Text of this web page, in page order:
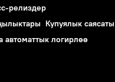
релиздер
Купуялык саясаты
автоматтык логирлөө